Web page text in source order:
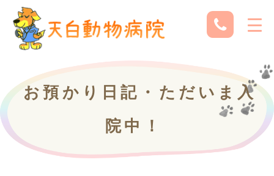
お預かり日記・ただいま入
院中！